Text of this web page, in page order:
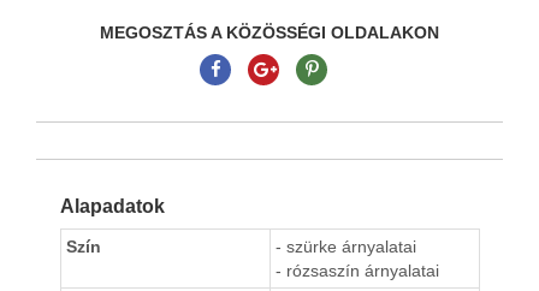
MEGOSZTÁS A KÖZÖSSÉGI OLDALAKON
Alapadatok
Szín
- szürke árnyalatai
- rózsaszín árnyalatai